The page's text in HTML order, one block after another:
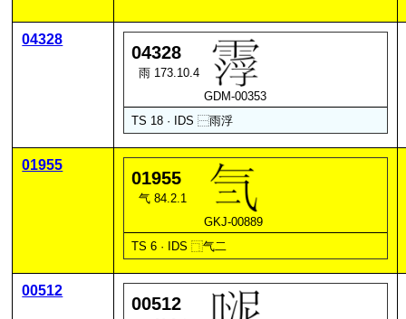
04328
04328
雨 173.10.4
GDM-00353
TS 18 · IDS⿱雨浮
01955
01955
气 84.2.1
GKJ-00889
TS 6 · IDS⿹气二
00512
00512